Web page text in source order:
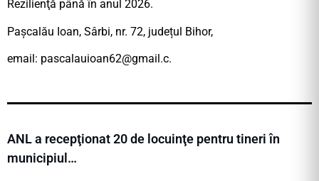
Rezilienţă până în anul 2026.
Pașcalău Ioan, Sârbi, nr. 72, județul Bihor,
email: pascalauioan62@gmail.c.
ANL a recepţionat 20 de locuinţe pentru tineri în
municipiul…